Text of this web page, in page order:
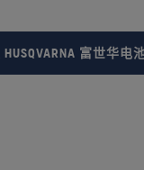
富世华电